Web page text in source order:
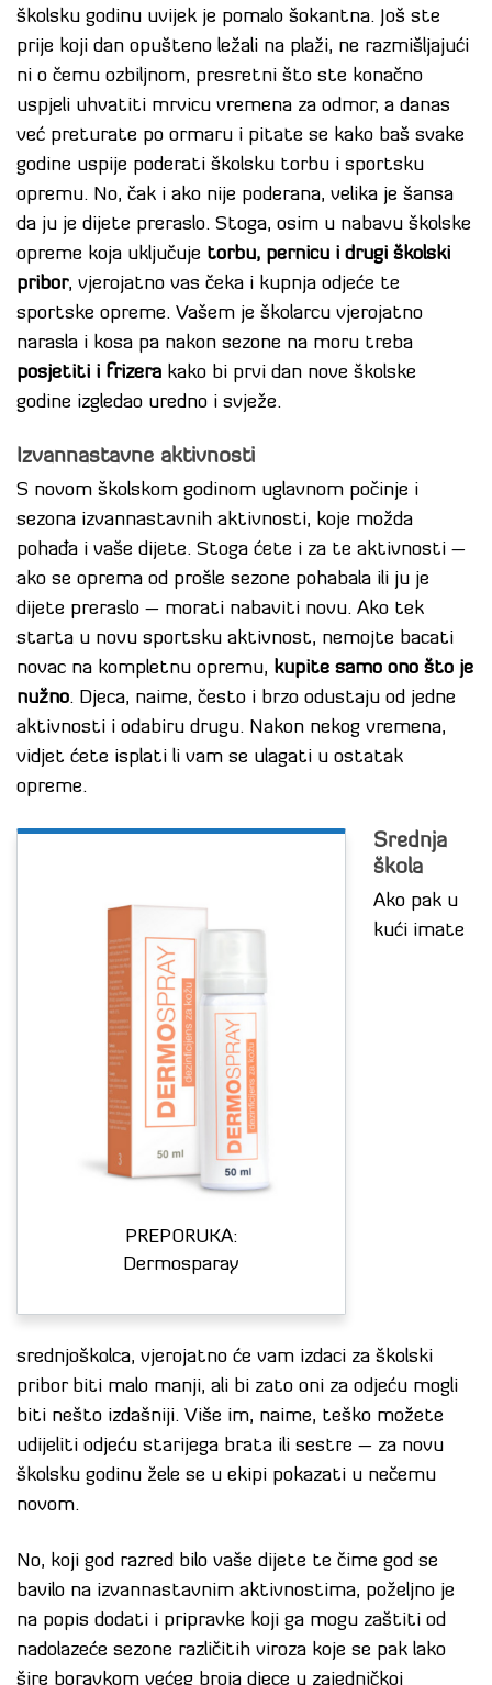
školsku godinu uvijek je pomalo šokantna. Još ste
prije koji dan opušteno ležali na plaži, ne razmišljajući
ni o čemu ozbiljnom, presretni što ste konačno
uspjeli uhvatiti mrvicu vremena za odmor, a danas
već preturate po ormaru i pitate se kako baš svake
godine uspije poderati školsku torbu i sportsku
opremu. No, čak i ako nije poderana, velika je šansa
da ju je dijete preraslo. Stoga, osim u nabavu školske
opreme koja uključuje torbu, pernicu i drugi školski
pribor, vjerojatno vas čeka i kupnja odjeće te
sportske opreme. Vašem je školarcu vjerojatno
narasla i kosa pa nakon sezone na moru treba
posjetiti i frizera kako bi prvi dan nove školske
godine izgledao uredno i svježe.
Izvannastavne aktivnosti
S novom školskom godinom uglavnom počinje i
sezona izvannastavnih aktivnosti, koje možda
pohađa i vaše dijete. Stoga ćete i za te aktivnosti –
ako se oprema od prošle sezone pohabala ili ju je
dijete preraslo – morati nabaviti novu. Ako tek
starta u novu sportsku aktivnost, nemojte bacati
novac na kompletnu opremu, kupite samo ono što je
nužno. Djeca, naime, često i brzo odustaju od jedne
aktivnosti i odabiru drugu. Nakon nekog vremena,
vidjet ćete isplati li vam se ulagati u ostatak
opreme.
PREPORUKA:
Dermosparay
Srednja
škola
Ako pak u
kući imate
srednjoškolca, vjerojatno će vam izdaci za školski
pribor biti malo manji, ali bi zato oni za odjeću mogli
biti nešto izdašniji. Više im, naime, teško možete
udijeliti odjeću starijega brata ili sestre – za novu
školsku godinu žele se u ekipi pokazati u nečemu
novom.
No, koji god razred bilo vaše dijete te čime god se
bavilo na izvannastavnim aktivnostima, poželjno je
na popis dodati i pripravke koji ga mogu zaštiti od
nadolazeće sezone različitih viroza koje se pak lako
šire boravkom većeg broja djece u zajedničkoj